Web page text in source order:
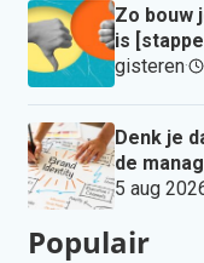
Zo bouw
is
gisteren·
Denk je
de
5 aug
Populair